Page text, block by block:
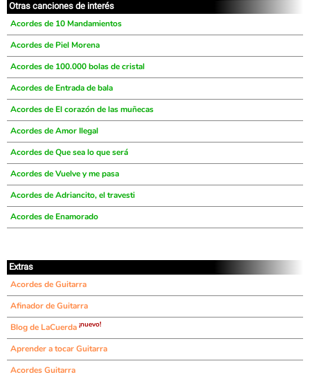
Otras canciones de interés
Acordes de 10 Mandamientos
Acordes de Piel Morena
Acordes de 100.000 bolas de cristal
Acordes de Entrada de bala
Acordes de El corazón de las muñecas
Acordes de Amor Ilegal
Acordes de Que sea lo que será
Acordes de Vuelve y me pasa
Acordes de Adriancito, el travesti
Acordes de Enamorado
Extras
Acordes de Guitarra
Afinador de Guitarra
Blog de LaCuerda ¡nuevo!
Aprender a tocar Guitarra
Acordes Guitarra